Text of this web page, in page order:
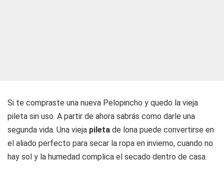
Si te compraste una nueva Pelopincho y quedo la vieja
pileta sin uso. A partir de ahora sabrás como darle una
segunda vida. Una vieja pileta de lona puede convertirse en
el aliado perfecto para secar la ropa en invierno, cuando no
hay sol y la humedad complica el secado dentro de casa.